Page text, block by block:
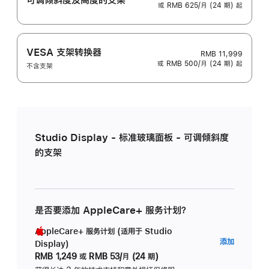
或 RMB 625/月 (24 期) 起
VESA 支架转换器
不含支架
RMB 11,999
或 RMB 500/月 (24 期) 起
Studio Display - 标准玻璃面板 - 可调倾斜度
的支架
是否要添加 AppleCare+ 服务计划？
AppleCare+ 服务计划 (适用于 Studio
Display)
RMB 1,249 或 RMB 53/月 (24 期)
添加